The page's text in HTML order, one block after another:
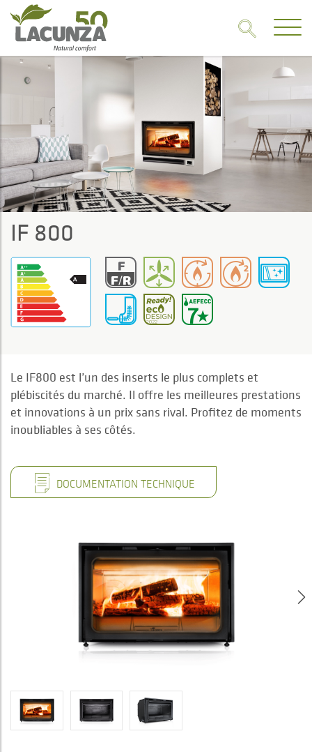
IF 800
Le IF800 est l’un des inserts le plus complets et
plébiscités du marché. Il offre les meilleures prestations
et innovations à un prix sans rival. Profitez de moments
inoubliables à ses côtés.
DOCUMENTATION TECHNIQUE